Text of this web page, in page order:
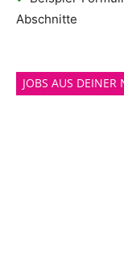
Abschnitte
JOBS AUS DEINER